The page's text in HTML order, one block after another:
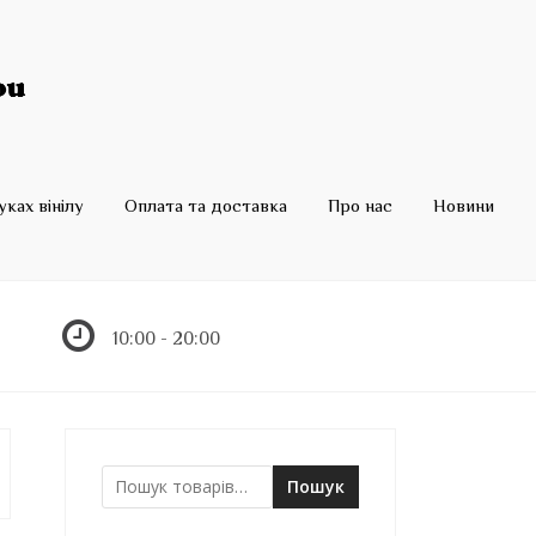
вінілу Оплата та доставка Про нас Новини
10:00 - 20:00
Ш
Пошук